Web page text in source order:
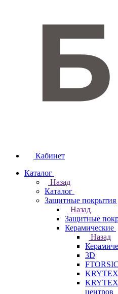
Кабинет
Каталог
Назад
Каталог
Защитные покрытия
Назад
Защитные
Керамические
Назад
3D
FTORSIC
KRYTEX
центров